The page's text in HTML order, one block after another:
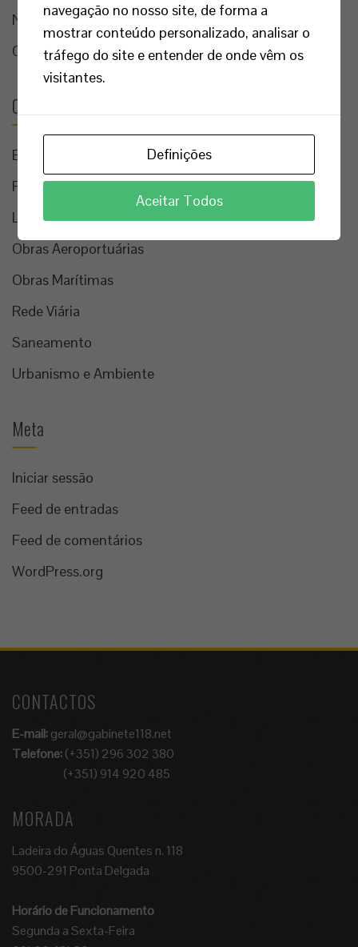
Novembro 2016
Outubro 2016
Categorias
Edifícios
Fiscalizações
Loteamentos
Obras Aeroportuárias
Obras Marítimas
Rede Viária
Saneamento
Urbanismo e Ambiente
Meta
Iniciar sessão
Feed de entradas
Feed de comentários
WordPress.org
CONTACTOS
E-mail:geral@gabinete118.net
Telefone:(+351) 296 302 380
(+351) 914 920 485
MORADA
Ladeira do Águas Quentes n. 118
9500-291 Ponta Delgada
Horário de Funcionamento
Segunda a Sexta-Feira
navegação no nosso site, de forma a
mostrar conteúdo personalizado, analisar o
tráfego do site e entender de onde vêm os
visitantes.
Definições
Aceitar Todos